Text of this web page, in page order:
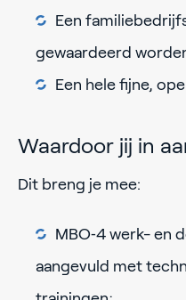
Een
gewaardeerd
Een hele fijne,
Waardoor jij in
Dit breng je mee:
MBO‑4 werk- en
aangevuld met